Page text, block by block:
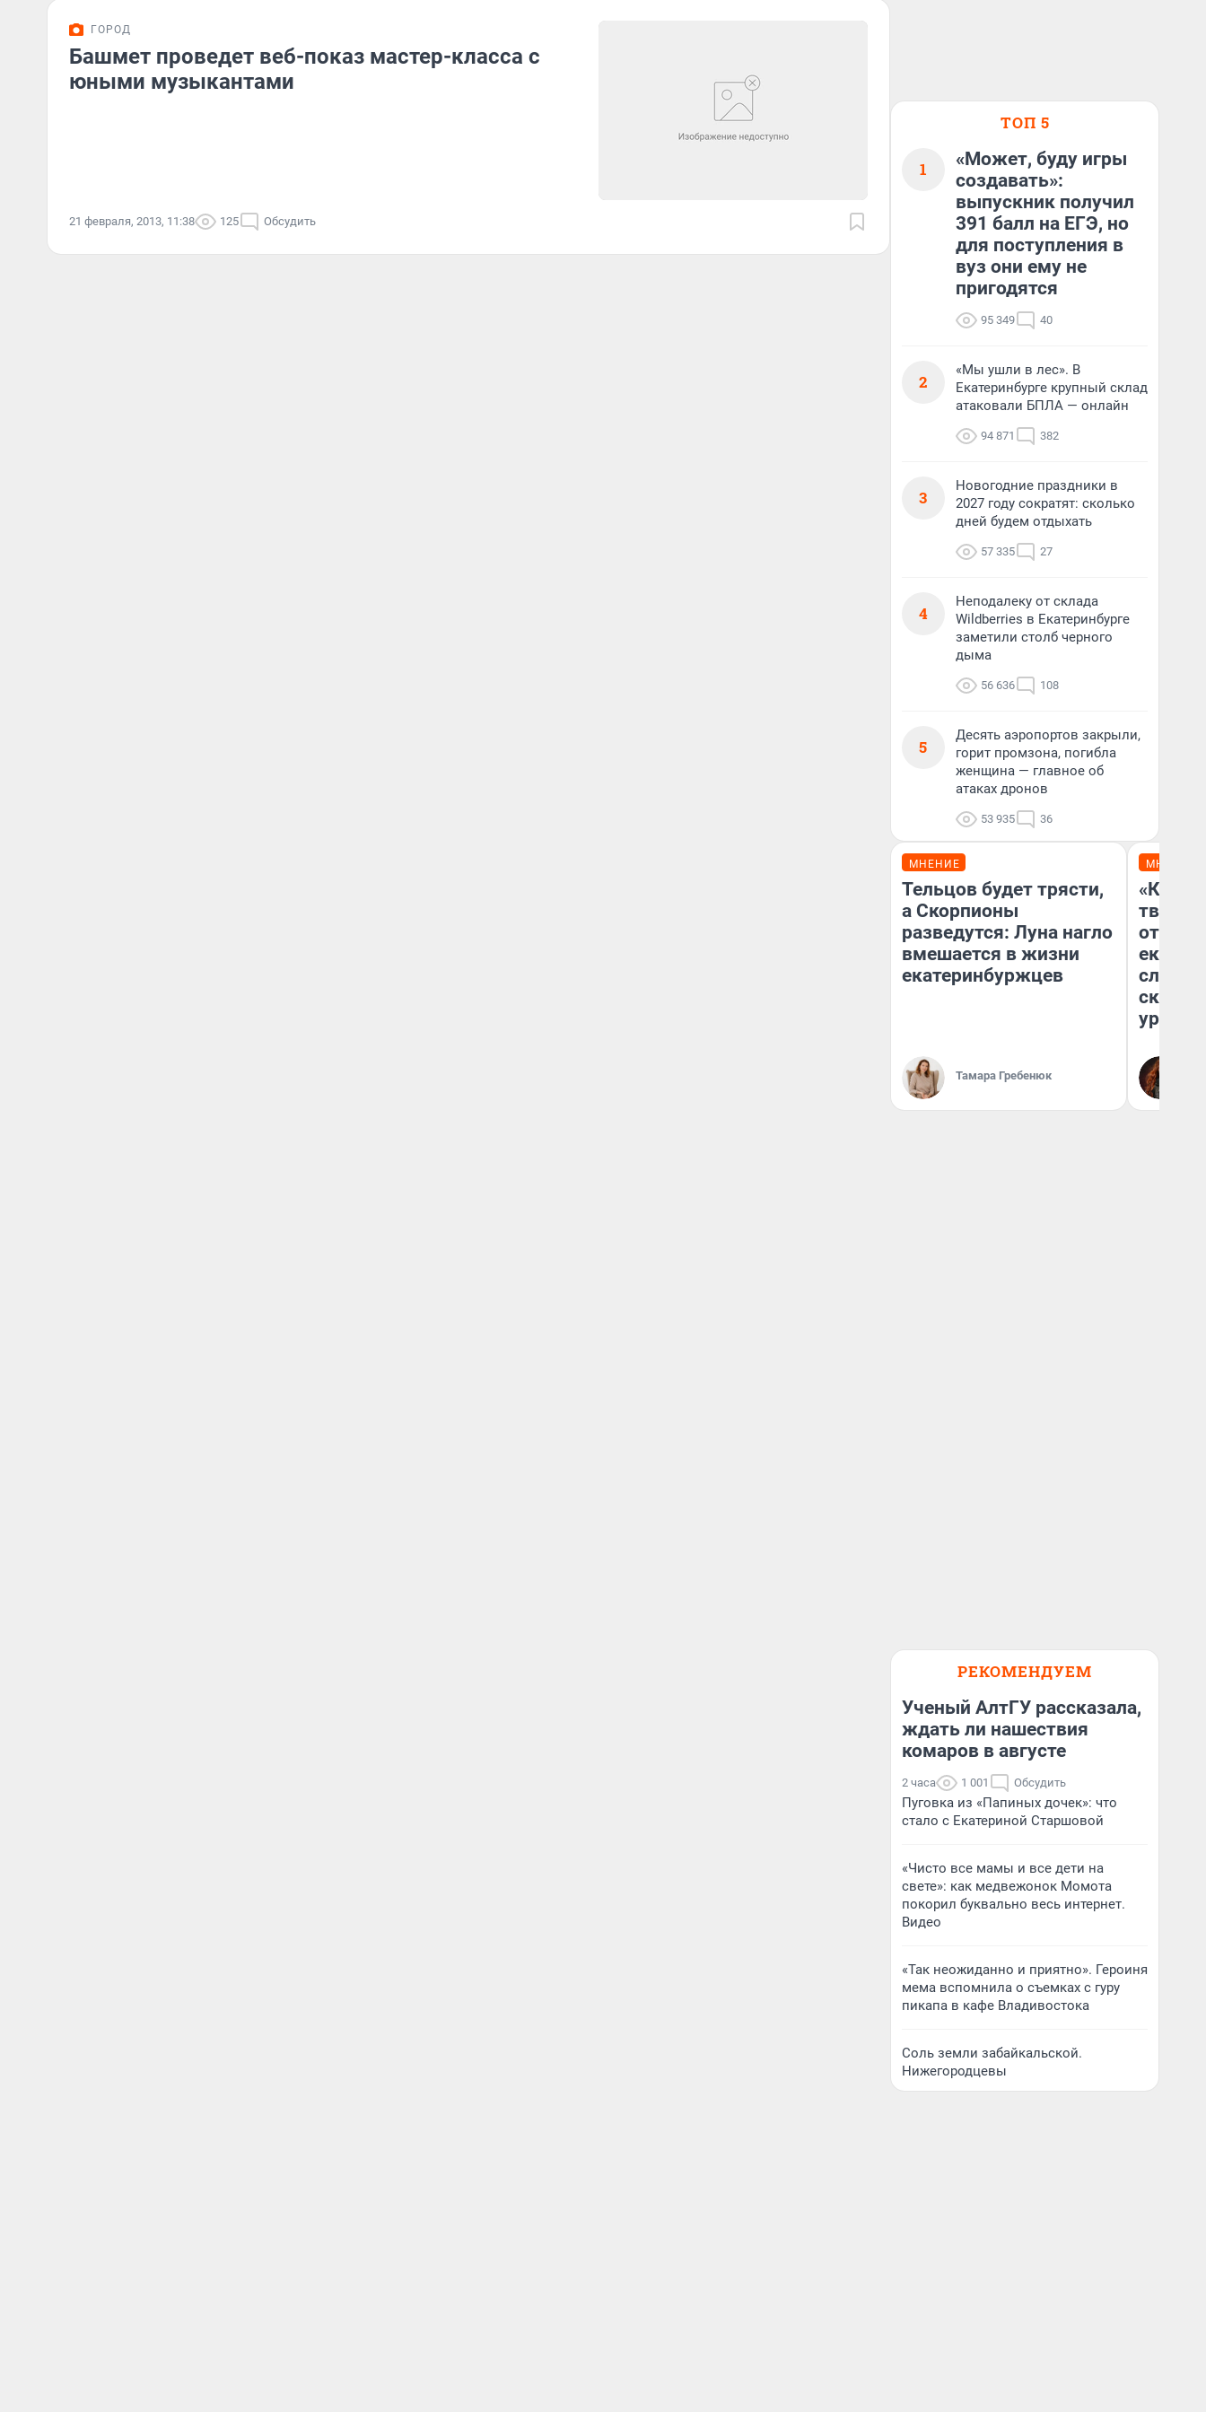
ГОРОД
Башмет проведет веб-показ мастер-класса с
юными музыкантами
21 февраля, 2013, 11:38 125 Обсудить
ТОП 5
1
«Может, буду игры
создавать»:
выпускник получил
391 балл на ЕГЭ, но
для поступления в
вуз они ему не
пригодятся
95 349 40
2
«Мы ушли в лес». В
Екатеринбурге крупный склад
атаковали БПЛА — онлайн
94 871 382
3
Новогодние праздники в
2027 году сократят: сколько
дней будем отдыхать
57 335 27
4
Неподалеку от склада
Wildberries в Екатеринбурге
заметили столб черного
дыма
56 636 108
5
Десять аэропортов закрыли,
горит промзона, погибла
женщина — главное об
атаках дронов
53 935 36
МНЕНИЕ
Тельцов будет трясти,
а Скорпионы
разведутся: Луна нагло
вмешается в жизни
екатеринбуржцев
Тамара Гребенюк
МНЕНИЕ
РЕКОМЕНДУЕМ
Ученый АлтГУ рассказала,
ждать ли нашествия
комаров в августе
2 часа 1 001 Обсудить
Пуговка из «Папиных дочек»: что
стало с Екатериной Старшовой
«Чисто все мамы и все дети на
свете»: как медвежонок Момота
покорил буквально весь интернет.
Видео
«Так неожиданно и приятно». Героиня
мема вспомнила о съемках с гуру
пикапа в кафе Владивостока
Соль земли забайкальской.
Нижегородцевы